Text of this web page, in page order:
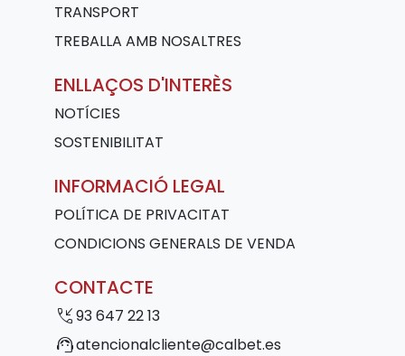
TRANSPORT
TREBALLA AMB NOSALTRES
ENLLAÇOS D'INTERÈS
NOTÍCIES
SOSTENIBILITAT
INFORMACIÓ LEGAL
POLÍTICA DE PRIVACITAT
CONDICIONS GENERALS DE VENDA
CONTACTE
phone_callback93 647 22 13
support_agentatencionalcliente@calbet.es